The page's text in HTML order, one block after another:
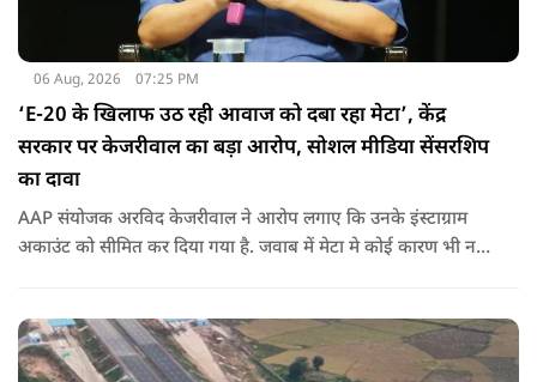
06 Aug, 2026 07:25 PM
‘E-20 के खिलाफ उठ रही आवाज को दबा रहा मेटा’, केंद्र
सरकार पर केजरीवाल का बड़ा आरोप, सोशल मीडिया सेंसरशिप
का दावा
AAP संयोजक अरविद केजरीवाल ने आरोप लगाए कि उनके इंस्टाग्राम
अकाउंट को सीमित कर दिया गया है. जवाब में मेटा मे कोई कारण भी नहीं